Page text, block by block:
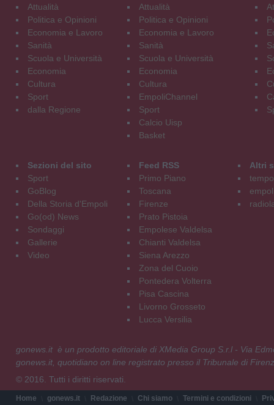
Attualità
Politica e Opinioni
Economia e Lavoro
Sanità
Scuola e Università
Economia
Cultura
Sport
dalla Regione
Attualità
Politica e Opinioni
Economia e Lavoro
Sanità
Scuola e Università
Economia
Cultura
EmpoliChannel
Sport
Calcio Uisp
Basket
Sezioni del sito
Sport
GoBlog
Della Storia d'Empoli
Go(od) News
Sondaggi
Gallerie
Video
Feed RSS
Primo Piano
Toscana
Firenze
Prato Pistoia
Empolese Valdelsa
Chianti Valdelsa
Siena Arezzo
Zona del Cuoio
Pontedera Volterra
Pisa Cascina
Livorno Grosseto
Lucca Versilia
Altri
gonews.it è un prodotto editoriale di XMedia Group S.r.l - Via
gonews.it, quotidiano on line registrato presso il Tribunale di
© 2016. Tutti i diritti riservati.
Home gonews.it Redazione Chi siamo Termini e condizioni